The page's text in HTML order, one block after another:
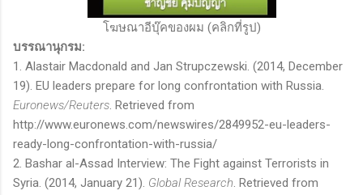
โฆษณาอีบุ๊คของผม (คลิกที่รูป)
บรรณานุกรม:
1. Alastair Macdonald and Jan Strupczewski. (2014, December
19). EU leaders prepare for long confrontation with Russia.
Euronews/Reuters. Retrieved from
http://www.euronews.com/newswires/2849952-eu-leaders-
ready-long-confrontation-with-russia/
2. Bashar al-Assad Interview: The Fight against Terrorists in
Syria. (2014, January 21). Global Research. Retrieved from